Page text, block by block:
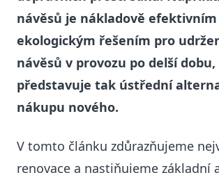
návěsů je nákladově efektivním
ekologickým řešením pro
návěsů v provozu po delší dobu,
představuje tak ústřední
nákupu nového.
V tomto článku zdůrazňujeme
renovace a nastiňujeme základní